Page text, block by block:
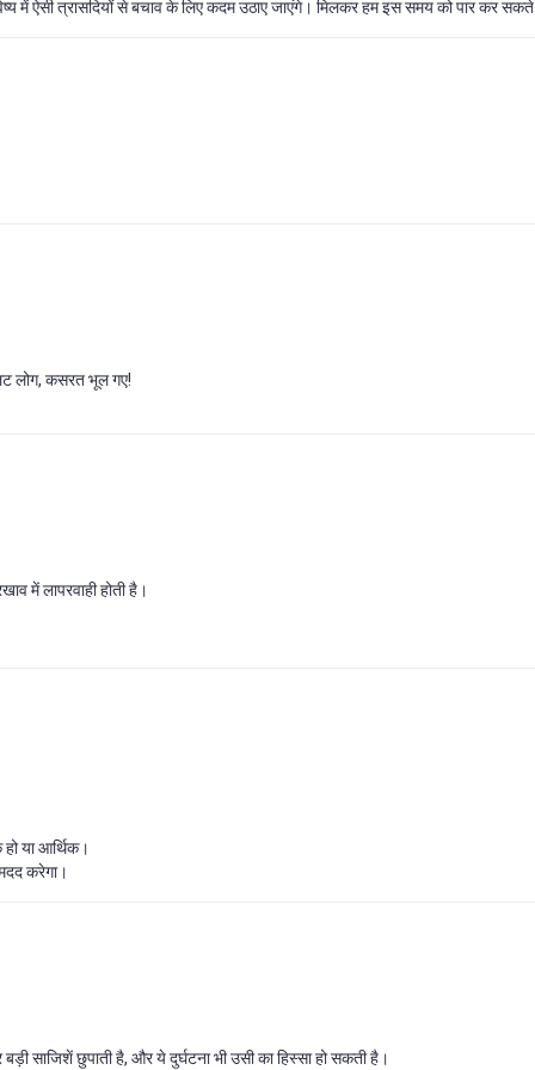
में ऐसी त्रासदियों से बचाव के लिए कदम उठाए जाएंगे। मिलकर हम इस समय को पार कर
लोग, कसरत भूल गए!
में लापरवाही होती है।
हो या आर्थिक।
करेगा।
साजिशें छुपाती है, और ये दुर्घटना भी उसी का हिस्सा हो सकती है।